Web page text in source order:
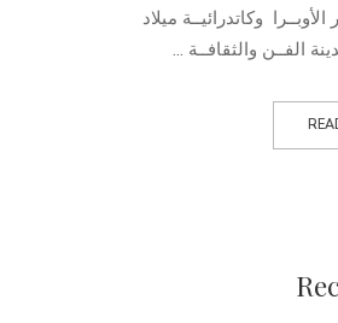
الأوبــرا وكاتدرائيــة ميلاد
الفــن والثقافــة ...